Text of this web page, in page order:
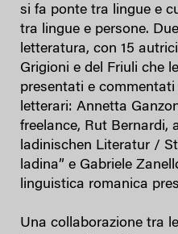
si fa ponte tra lingue e
tra lingue e persone.
letteratura, con 15
Grigioni e del Friuli che
presentati e
letterari: Annetta
freelance, Rut Bernardi,
ladinischen Literatur /
ladina” e Gabriele
linguistica romanica
Una collaborazione tra